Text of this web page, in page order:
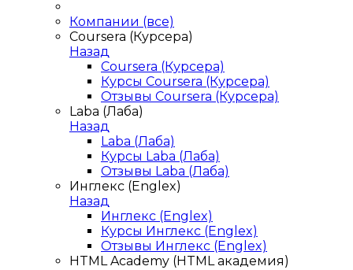
Компании (все)
Coursera (Курсера)
Назад
Coursera (Курсера)
Курсы Coursera (Курсера)
Отзывы Coursera (Курсера)
Laba (Лаба)
Назад
Laba (Лаба)
Курсы Laba (Лаба)
Отзывы Laba (Лаба)
Инглекс (Englex)
Назад
Инглекс (Englex)
Курсы Инглекс (Englex)
Отзывы Инглекс (Englex)
HTML Academy (HTML академия)